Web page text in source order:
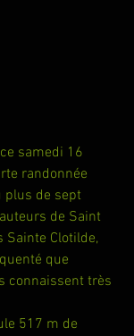
samedi 16
randonnée
plus de sept
de Saint
Sainte Clotilde,
que
connaissent très
517 m de